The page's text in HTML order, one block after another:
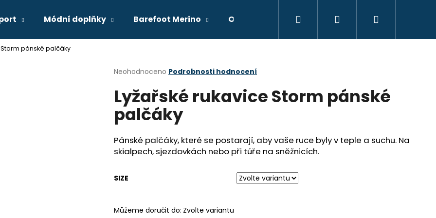
Módní doplňky Barefoot Merino Obchodní podmínky Kontakty
Přihlášení
pánské palčáky
Průměrné
produktu
je
0,0
5
hvězdiček.
Neohodnoceno Podrobnosti hodnocení
Lyžařské rukavice Storm pánské
palčáky
Pánské palčáky, které se postarají, aby vaše ruce byly v teple a suchu. Na
skialpech, sjezdovkách nebo při túře na sněžnicích.
SIZE
Můžeme doručit do: Zvolte variantu
Co potřebujete najít?
HLEDAT